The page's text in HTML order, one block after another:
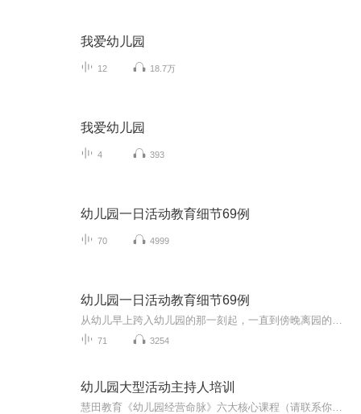
我爱幼儿园
12 18.7万
我爱幼儿园
4 393
幼儿园一日活动教育细节69例
70 4999
幼儿园一日活动教育细节69例
71 3254
幼儿园大型活动主持人培训